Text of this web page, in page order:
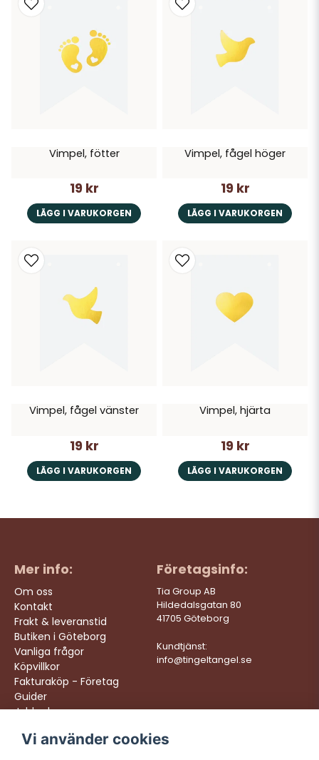
Vimpel, fötter
19 kr
LÄGG I VARUKORGEN
Vimpel, fågel höger
19 kr
LÄGG I VARUKORGEN
Vimpel, fågel vänster
19 kr
LÄGG I VARUKORGEN
Vimpel, hjärta
19 kr
LÄGG I VARUKORGEN
Mer info:
Om oss
Kontakt
Frakt & leveranstid
Butiken i Göteborg
Vanliga frågor
Köpvillkor
Fakturaköp - Företag
Guider
Jobba hos oss
Företagsinfo:
Tia Group AB
Hildedalsgatan 80
41705 Göteborg
Kundtjänst:
info@tingeltangel.se
Följ oss: Vi levererar:
Vi använder cookies